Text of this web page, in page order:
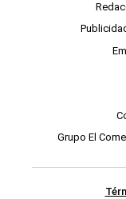
Grupo El